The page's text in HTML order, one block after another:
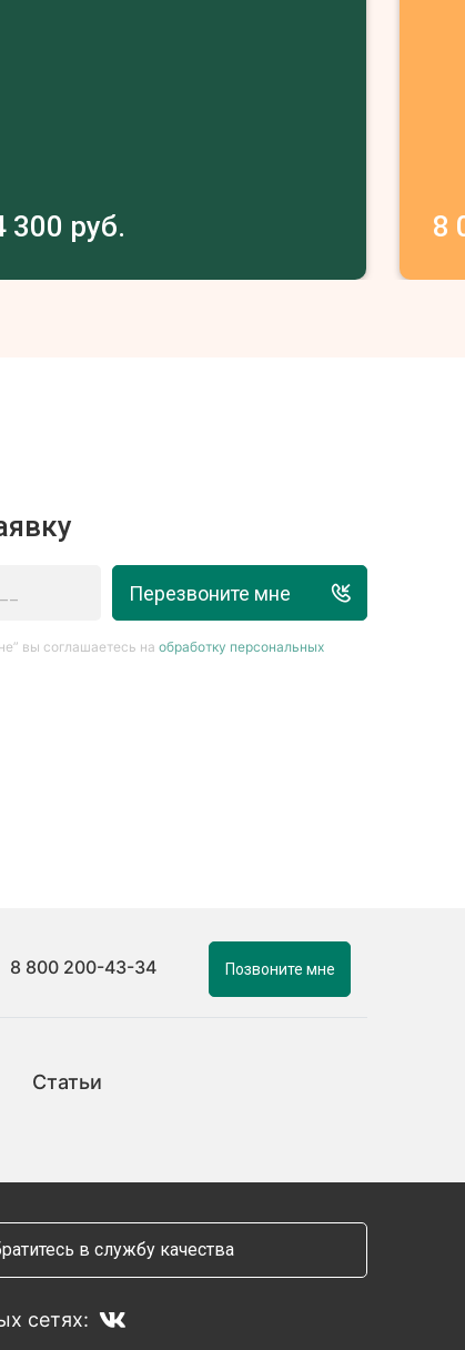
300 руб. 8
Перезвоните мне
вы соглашаетесь на обработку персональных
8 800 200-43-34 Позвоните мне
Статьи
в службу качества
сетях: